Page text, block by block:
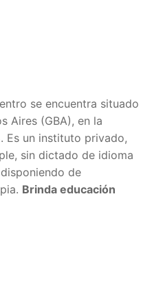
se encuentra situado
Aires (GBA), en la
. Es un instituto privado,
sin dictado de idioma
de
Brinda educación